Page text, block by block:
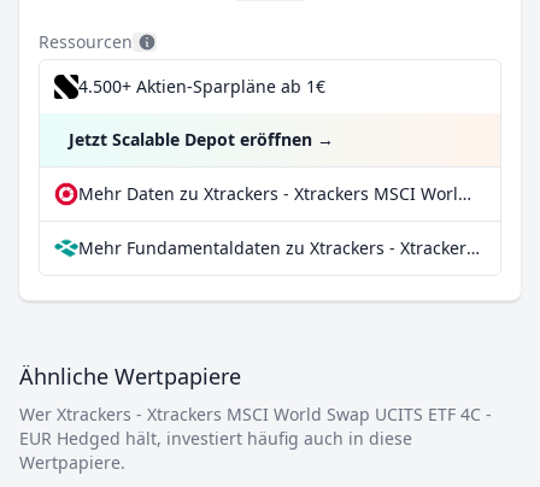
Ressourcen
4.500+ Aktien-Sparpläne ab 1€
Jetzt Scalable Depot eröffnen →
Mehr Daten zu Xtrackers - Xtrackers MSCI World Swap UCITS ETF 4C - EUR Hedged bei extraETF
Mehr Fundamentaldaten zu Xtrackers - Xtrackers MSCI World Swap UCITS ETF 4C - EUR Hedged bei Parqet
Ähnliche Wertpapiere
Wer Xtrackers - Xtrackers MSCI World Swap UCITS ETF 4C -
EUR Hedged hält, investiert häufig auch in diese
Wertpapiere.